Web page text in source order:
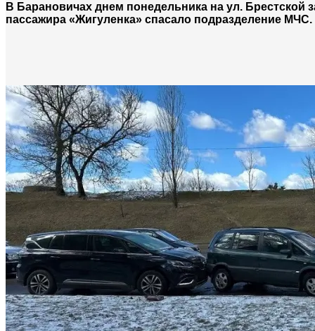
В Барановичах днем понедельника на ул.
пассажира «Жигуленка» спасало подразделение МЧС.